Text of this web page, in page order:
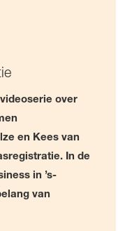
over
en Kees van
In de
in ’s-
van